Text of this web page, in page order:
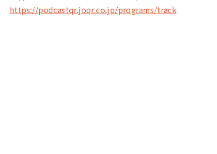
https://podcastqr.joqr.co.jp/programs/track